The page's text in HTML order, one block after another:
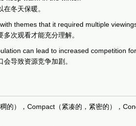
冬天保暖。
themes that it required multiple
次观看才能充分理解。
can lead to increased competition
导致资源竞争加剧。
稠的），Compact（紧凑的，紧密的），